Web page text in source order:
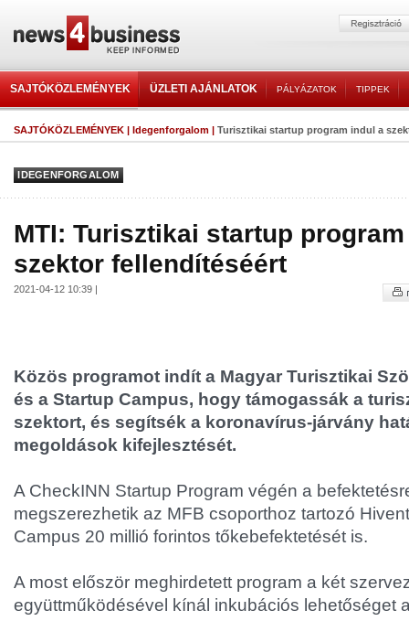
SAJTÓKÖZLEMÉNYEK ÜZLETI AJÁNLATOK PÁLYÁZATOK TIPPEK
SAJTÓKÖZLEMÉNYEK | Idegenforgalom | Turisztikai startup program indul a
IDEGENFORGALOM
MTI: Turisztikai startup
szektor fellendítéséért
2021-04-12 10:39 |
Közös programot indít a Magyar Turisztikai
és a Startup Campus, hogy támogassák a
szektort, és segítsék a koronavírus-járvány
megoldások kifejlesztését.
A CheckINN Startup Program végén a
megszerezhetik az MFB csoporthoz tartozó
Campus 20 millió forintos tőkebefektetését is.
A most először meghirdetett program a két
együttműködésével kínál inkubációs lehetőséget